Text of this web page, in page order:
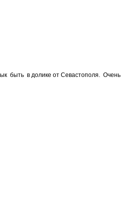
быть в долике от Севастополя. Очень